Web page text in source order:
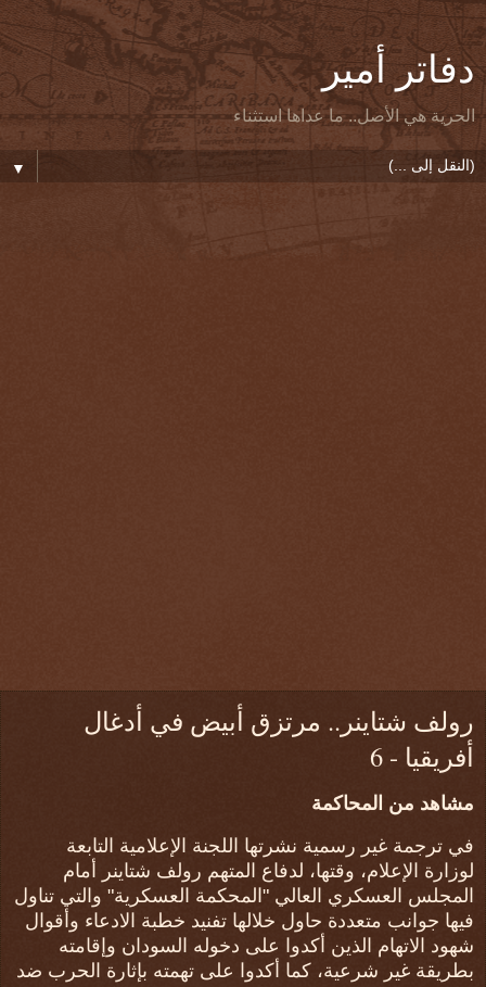
دفاتر أمير
الحرية هي الأصل.. ما عداها استثناء
▼
رولف شتاينر.. مرتزق أبيض في أدغال
أفريقيا - 6
مشاهد من المحاكمة
في ترجمة غير رسمية نشرتها اللجنة الإعلامية التابعة
لوزارة الإعلام، وقتها، لدفاع المتهم رولف شتاينر أمام
المجلس العسكري العالي "المحكمة العسكرية" والتي تناول
فيها جوانب متعددة حاول خلالها تفنيد خطبة الادعاء وأقوال
شهود الاتهام الذين أكدوا على دخوله السودان وإقامته
بطريقة غير شرعية، كما أكدوا على تهمته بإثارة الحرب ضد